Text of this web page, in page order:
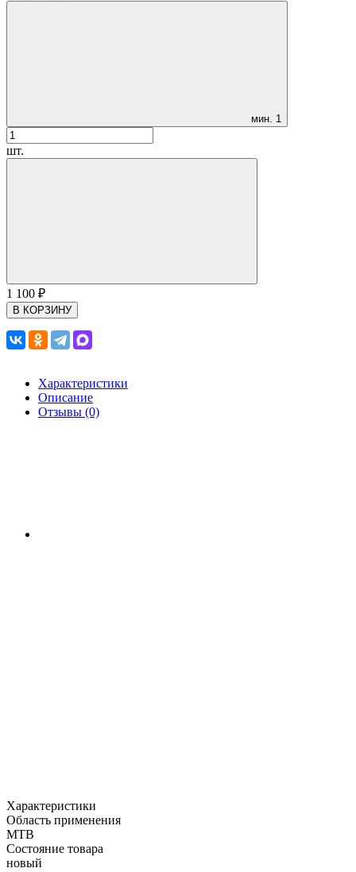
мин. 1
шт.
1 100 ₽
В КОРЗИНУ
Характеристики
Описание
Отзывы (0)
Характеристики
Область применения
MTB
Состояние товара
новый